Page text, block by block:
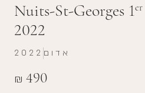
Nuits-St-Georges 1er
2022
₪ 490
2022 אדום